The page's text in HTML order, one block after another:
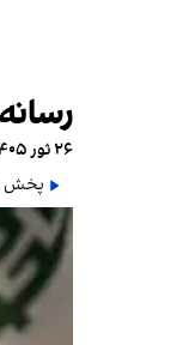
۲۶ ثور ۱۴۰۵، ۱۹:۳۲ (‎+۱ گرینویچ)
پخش